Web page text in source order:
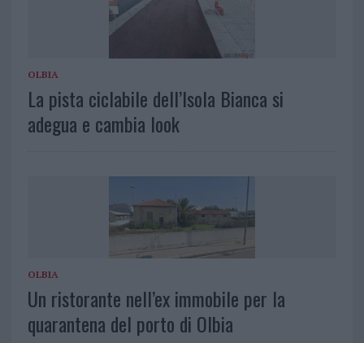
OLBIA
La pista ciclabile dell’Isola Bianca si
adegua e cambia look
OLBIA
Un ristorante nell’ex immobile per la
quarantena del porto di Olbia